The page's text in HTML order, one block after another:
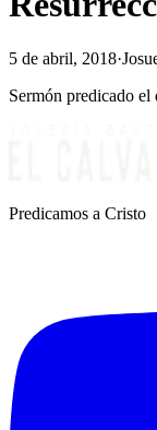
5 de abril, 2018·
Sermón predicado
Predicamos a Cristo